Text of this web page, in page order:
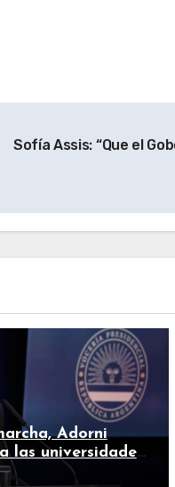
Sofía Assis: “Que el
Adorni
las universidades